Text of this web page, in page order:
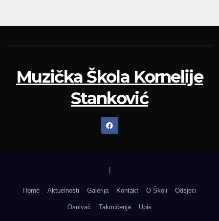
Muzička Škola Kornelije
Stanković
|
Home Aktuelnosti Galerija Kontakt O Školi Odsjeci
Osnivač Takmičenja Upis